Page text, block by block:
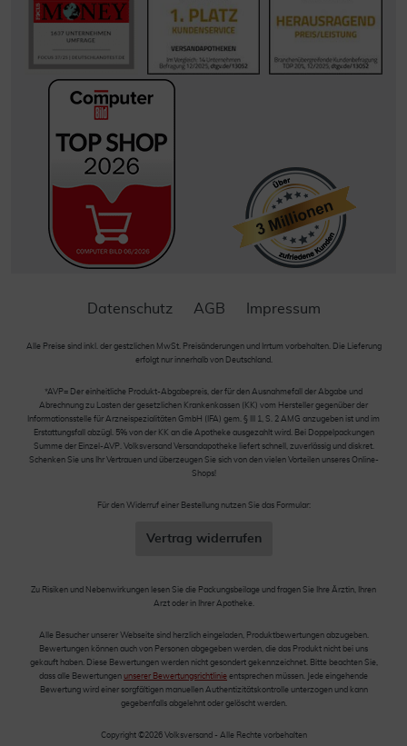
Datenschutz AGB Impressum
Alle Preise sind inkl. der gestzlichen MwSt. Preisänderungen und Irrtum vorbehalten. Die Lieferung
erfolgt nur innerhalb von Deutschland.
*AVP= Der einheitliche Produkt-Abgabepreis, der für den Ausnahmefall der Abgabe und
Abrechnung zu Lasten der gesetzlichen Krankenkassen (KK) vom Hersteller gegenüber der
Informationsstelle für Arzneispezialitäten GmbH (IFA) gem. § III 1, S. 2 AMG anzugeben ist und im
Erstattungsfall abzügl. 5% von der KK an die Apotheke ausgezahlt wird. Bei Doppelpackungen
Summe der Einzel-AVP. Volksversand Versandapotheke liefert schnell, zuverlässig und diskret.
Schenken Sie uns Ihr Vertrauen und überzeugen Sie sich von den vielen Vorteilen unseres Online-
Shops!
Für den Widerruf einer Bestellung nutzen Sie das Formular:
Vertrag widerrufen
Zu Risiken und Nebenwirkungen lesen Sie die Packungsbeilage und fragen Sie Ihre Ärztin, Ihren
Arzt oder in Ihrer Apotheke.
Alle Besucher unserer Webseite sind herzlich eingeladen, Produktbewertungen abzugeben.
Bewertungen können auch von Personen abgegeben werden, die das Produkt nicht bei uns
gekauft haben. Diese Bewertungen werden nicht gesondert gekennzeichnet. Bitte beachten Sie,
dass alle Bewertungen unserer Bewertungsrichtlinie entsprechen müssen. Jede eingehende
Bewertung wird einer sorgfältigen manuellen Authentizitätskontrolle unterzogen und kann
gegebenfalls abgelehnt oder gelöscht werden.
Copyright ©2026 Volksversand - Alle Rechte vorbehalten